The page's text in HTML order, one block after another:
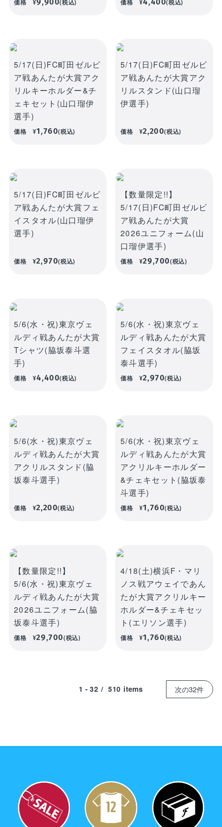
credit_card 決済情報
価格 ¥ (税込) 価格 ¥ (税込)
5/17(日)FC町田ゼルビ
ア戦あんたが大賞アク
リルキーホルダー&チ
ェキセット(山口瑠伊
選手)
価格 ¥1,760(税込)
5/17(日)FC町田ゼルビ
ア戦あんたが大賞アク
リルスタンド(山口瑠
伊選手)
価格 ¥2,200(税込)
5/17(日)FC町田ゼルビ
ア戦あんたが大賞フェ
イスタオル(山口瑠伊
選手)
価格 ¥2,970(税込)
【数量限定!!】
5/17(日)FC町田ゼルビ
ア戦あんたが大賞
2026ユニフォーム(山
口瑠伊選手)
価格 ¥29,700(税込)
5/6(水・祝)東京ヴェ
ルディ戦あんたが大賞
Tシャツ(脇坂泰斗選
手)
価格 ¥4,400(税込)
5/6(水・祝)東京ヴェ
ルディ戦あんたが大賞
フェイスタオル(脇坂
泰斗選手)
価格 ¥2,970(税込)
5/6(水・祝)東京ヴェ
ルディ戦あんたが大賞
アクリルスタンド(脇
坂泰斗選手)
価格 ¥2,200(税込)
5/6(水・祝)東京ヴェ
ルディ戦あんたが大賞
アクリルキーホルダー
&チェキセット(脇坂泰
斗選手)
価格 ¥1,760(税込)
【数量限定!!】
5/6(水・祝)東京ヴェ
ルディ戦あんたが大賞
2026ユニフォーム(脇
坂泰斗選手)
価格 ¥29,700(税込)
4/18(土)横浜F・マリ
ノス戦アウェイであん
たが大賞アクリルキー
ホルダー&チェキセッ
ト(エリソン選手)
価格 ¥1,760(税込)
次の32件
1 - 32 / 510 items